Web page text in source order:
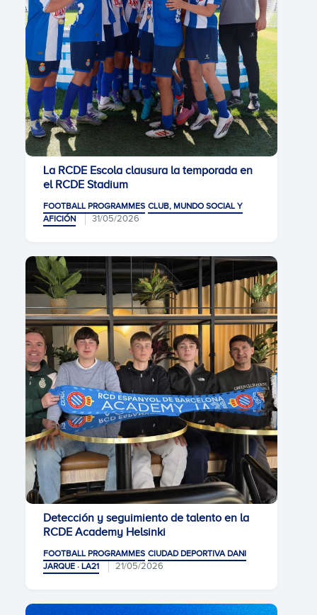
La RCDE Escola clausura la temporada en
el RCDE Stadium
FOOTBALL PROGRAMMES CLUB, MUNDO SOCIAL Y
AFICIÓN
31/05/2026
Detección y seguimiento de talento en la
RCDE Academy Helsinki
FOOTBALL PROGRAMMES CIUDAD DEPORTIVA DANI
JARQUE · LA21
21/05/2026